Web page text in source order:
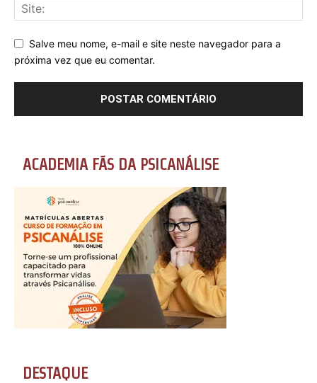
Salve meu nome, e-mail e site neste navegador para a
próxima vez que eu comentar.
ACADEMIA FÃS DA PSICANÁLISE
DESTAQUE